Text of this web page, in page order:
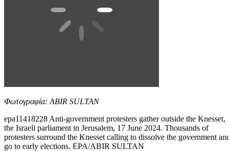
Φωτογραφία: ABIR SULTAN
epa11418228 Anti-government protesters gather outside the Knesset,
the Israeli parliament in Jerusalem, 17 June 2024. Thousands of
protesters surround the Knesset calling to dissolve the government
go to early elections. EPA/ABIR SULTAN